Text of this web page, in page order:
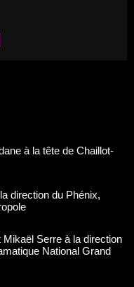
direction du Phénix,
Serre à la direction
National Grand
à la direction du